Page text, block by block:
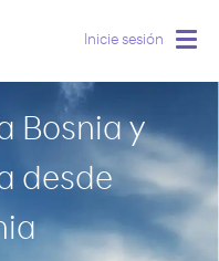
Inicie sesión
Bosnia y
desde